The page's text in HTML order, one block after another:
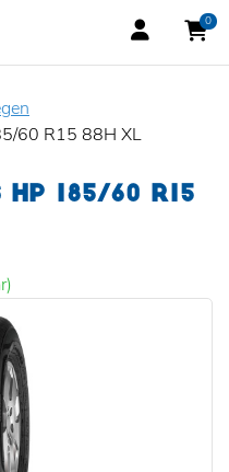
0
60 R15 88H XL
HP 185/60 R15